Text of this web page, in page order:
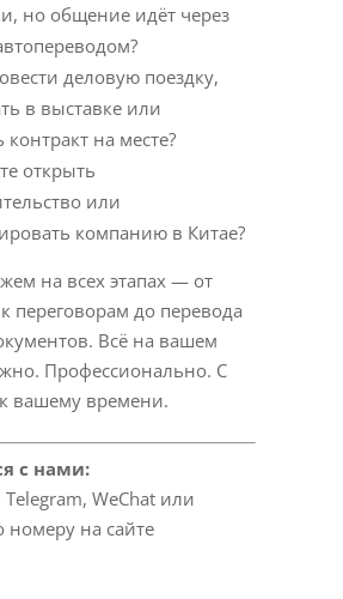
но общение идёт через
деловую поездку,
в выставке или
контракт на месте?
открыть
или
компанию в Китае?
на всех этапах — от
переговорам до перевода
Всё на вашем
Профессионально. С
вашему времени.
с нами:
WeChat или
номеру на сайте